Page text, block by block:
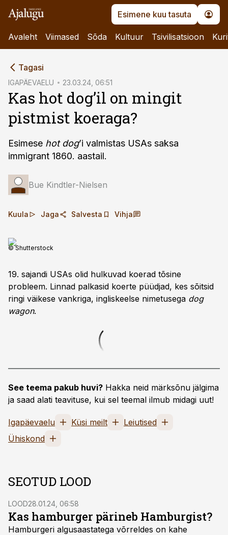
Esimene kuu tasuta
Avaleht Viimased Sõda Kultuur Tsivilisatsioon
Tagasi
IGAPÄEVAELU 23.03.24, 06:51
Kas hot dog’il on mingit
pistmist koeraga?
Esimese hot dog’i valmistas USAs saksa
immigrant 1860. aastail.
Bue Kindtler-Nielsen
Kuula Jaga Salvesta Vihja
© Shutterstock
19. sajandi USAs olid hulkuvad koerad tõsine
probleem. Linnad palkasid koerte püüdjad, kes sõitsid
ringi väikese vankriga, ingliskeelse nimetusega dog
wagon.
See teema pakub huvi? Hakka neid märksõnu jälgima
ja saad alati teavituse, kui sel teemal ilmub midagi uut!
Igapäevaelu Küsi meilt
Leiutised
Ühiskond
SEOTUD LOOD
LOOD28.01.24, 06:58
Kas hamburger pärineb Hamburgist?
Hamburgeri algusaastatega võrreldes on kahe